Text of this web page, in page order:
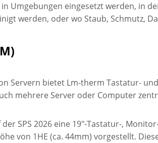
Umgebungen eingesetzt werden, in
werden, oder wo Staub, Schmutz,
Servern bietet Lm-therm Tastatur-
mehrere Server oder Computer
SPS 2026 eine 19″-Tastatur-,
von 1HE (ca. 44mm) vorgestellt.